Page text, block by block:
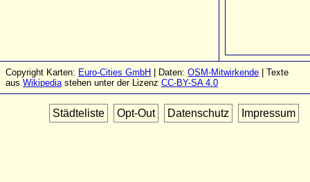
Copyright Karten: Euro-Cities GmbH | Daten: OSM-Mitwirkende | Texte
aus Wikipediastehen unter der Lizenz CC-BY-SA 4.0
Städteliste Opt-Out Datenschutz Impressum